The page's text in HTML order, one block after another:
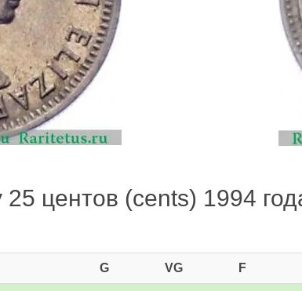
центов (cents) 1994
G VG F